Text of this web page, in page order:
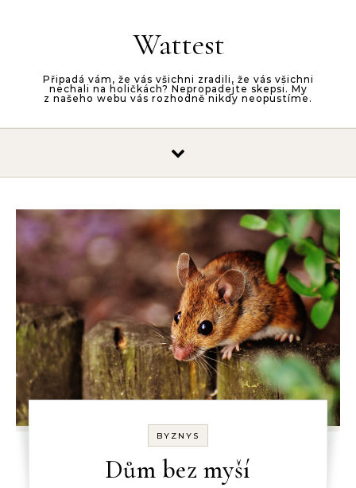
Wattest
Připadá vám, že vás všichni zradili, že vás všichni
nechali na holičkách? Nepropadejte skepsi. My
z našeho webu vás rozhodně nikdy neopustíme.
BYZNYS
Dům bez myší